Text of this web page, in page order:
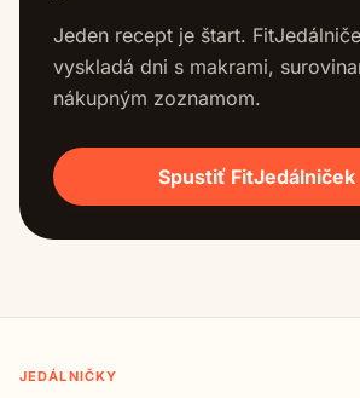
Jeden recept je štart.
vyskladá dni s makrami,
nákupným zoznamom.
Spustiť FitJedálniček
JEDÁLNIČKY